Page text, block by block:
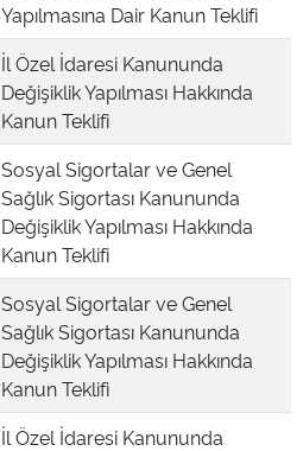
Yapılmasına Dair Kanun Teklifi
İl Özel İdaresi Kanununda
Değişiklik Yapılması Hakkında
Kanun Teklifi
Sosyal Sigortalar ve Genel
Sağlık Sigortası Kanununda
Değişiklik Yapılması Hakkında
Kanun Teklifi
Sosyal Sigortalar ve Genel
Sağlık Sigortası Kanununda
Değişiklik Yapılması Hakkında
Kanun Teklifi
İl Özel İdaresi Kanununda